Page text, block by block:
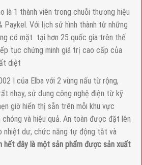
là 1 thành viên trong chuỗi thương hiệu
Paykel. Với lịch sử hình thành từ những
có mặt tại hơn 25 quốc gia trên thế
tục chứng minh giá trị cao cấp của
diệt
I của Elba với 2 vùng nấu từ rộng,
nhạy, sử dụng công nghệ điện từ kỹ
giờ hiển thị sẵn trên mỗi khu vực
chóng và hiệu quả. An toàn được đặt lên
nhiệt dư, chức năng tự động tắt và
hết đây là một sản phẩm được sản xuất